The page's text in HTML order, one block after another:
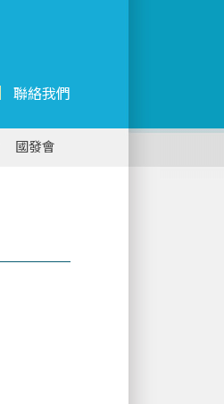
聯絡我們
國發會